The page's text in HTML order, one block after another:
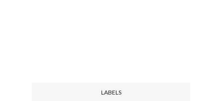
LABELS